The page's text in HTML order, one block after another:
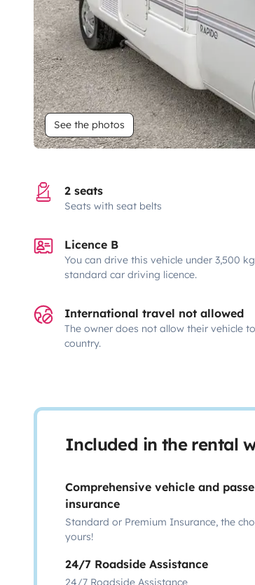
See the photos
2 seats
Seats with seat belts
Licence B
You can drive this vehicle under 3,500
standard car driving licence.
International travel not allowed
The owner does not allow their vehicle
country.
Included in the rental
Comprehensive vehicle and
insurance
Standard or Premium Insurance, the
yours!
24/7 Roadside Assistance
24/7 Roadside Assistance